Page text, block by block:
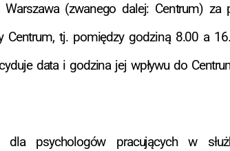
(zwanego dalej: Centrum)
tj. pomiędzy godziną 8.00 a
data i godzina jej wpływu do
psychologów pracujących w